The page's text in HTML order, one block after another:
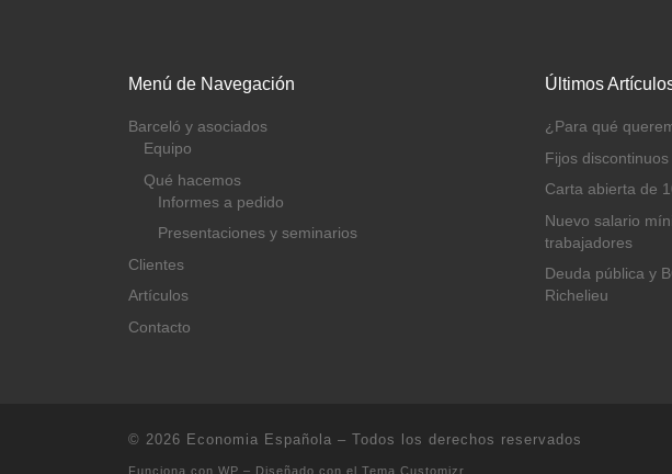
Menú de Navegación
Barceló y asociados
Equipo
Qué hacemos
Informes a pedido
Presentaciones y seminarios
Clientes
Artículos
Contacto
Últimos
¿Para qué
Fijos
Carta abierta de
Nuevo salario
trabajadores
Deuda pública y
Richelieu
© 2026 Economia Española – Todos los derechos reservados
Funciona con WP – Diseñado con el Tema Customizr